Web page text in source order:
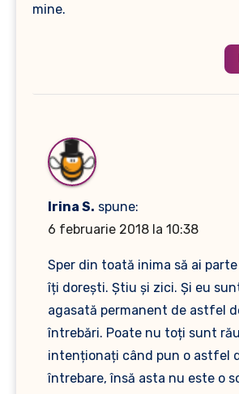
mine.
Irina S. spune:
6 februarie 2018 la 10:38
Sper din toată inima să ai
îți dorești. Știu și zici. Și eu
agasată permanent de astfel
întrebări. Poate nu toți sunt rău
intenționați când pun o astfel
întrebare, însă asta nu este o